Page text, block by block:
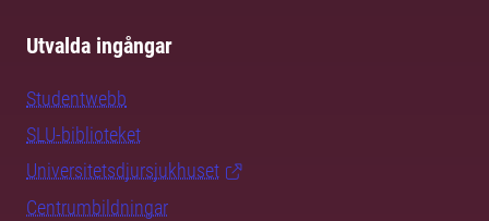
Utvalda ingångar
Studentwebb
SLU-biblioteket
Universitetsdjursjukhuset
Centrumbildningar